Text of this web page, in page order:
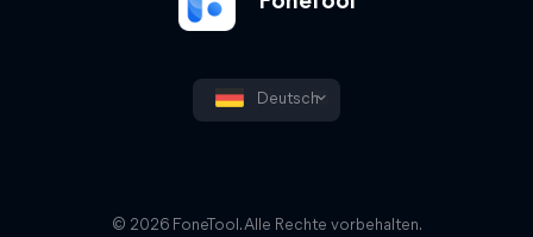
Deutsch
© 2026 FoneTool. Alle Rechte vorbehalten.